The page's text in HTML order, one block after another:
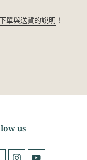
單與送貨的說明 ！
us